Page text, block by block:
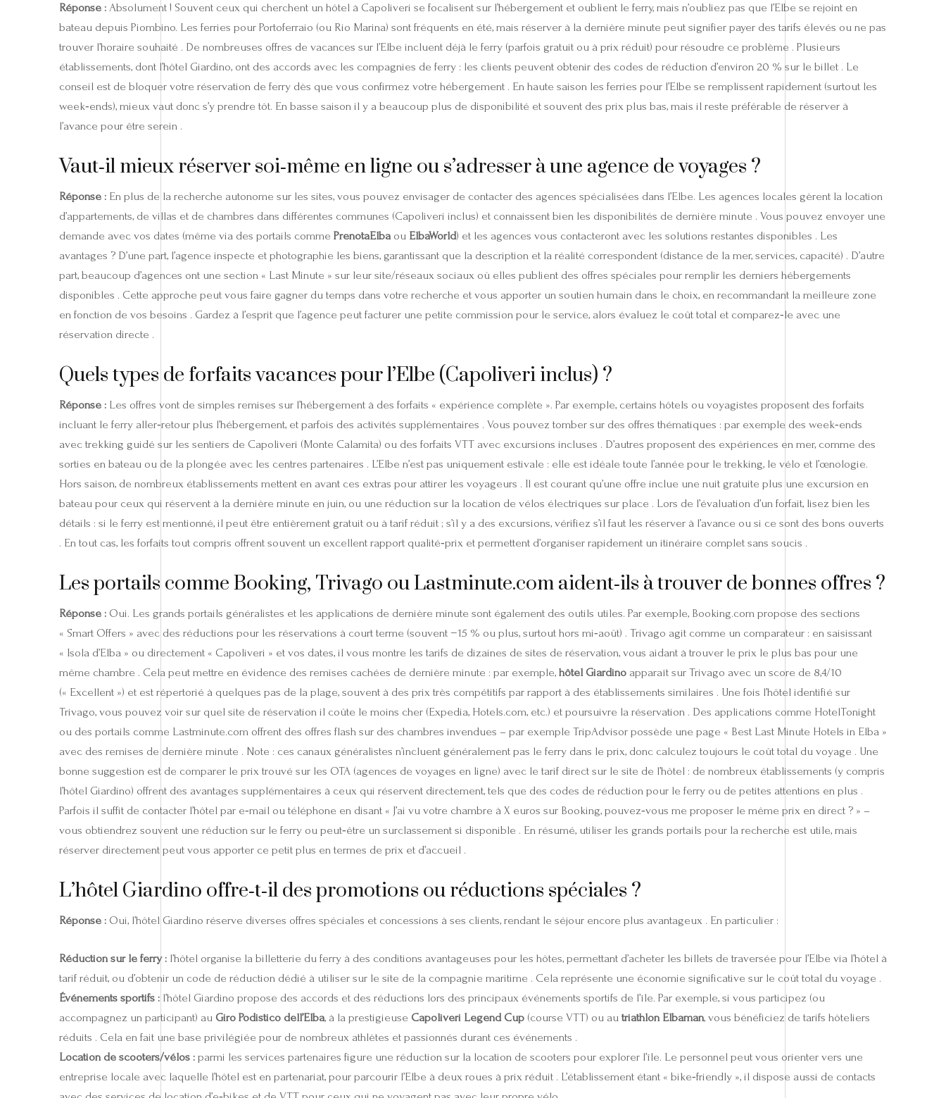
Réponse : Absolument ! Souvent ceux qui cherchent un hôtel à Capoliveri se focalisent sur l’hébergement et oublient le ferry, mais n’oubliez pas que l’Elbe se rejoint en
bateau depuis Piombino. Les ferries pour Portoferraio (ou Rio Marina) sont fréquents en été, mais réserver à la dernière minute peut signifier payer des tarifs élevés ou ne pas
trouver l’horaire souhaité . De nombreuses offres de vacances sur l’Elbe incluent déjà le ferry (parfois gratuit ou à prix réduit) pour résoudre ce problème . Plusieurs
établissements, dont l’hôtel Giardino, ont des accords avec les compagnies de ferry : les clients peuvent obtenir des codes de réduction d’environ 20 % sur le billet . Le
conseil est de bloquer votre réservation de ferry dès que vous confirmez votre hébergement . En haute saison les ferries pour l’Elbe se remplissent rapidement (surtout les
week‑ends), mieux vaut donc s’y prendre tôt. En basse saison il y a beaucoup plus de disponibilité et souvent des prix plus bas, mais il reste préférable de réserver à
l’avance pour être serein .
Vaut‑il mieux réserver soi‑même en ligne ou s’adresser à une agence de voyages ?
Réponse : En plus de la recherche autonome sur les sites, vous pouvez envisager de contacter des agences spécialisées dans l’Elbe. Les agences locales gèrent la location
d’appartements, de villas et de chambres dans différentes communes (Capoliveri inclus) et connaissent bien les disponibilités de dernière minute . Vous pouvez envoyer une
demande avec vos dates (même via des portails comme PrenotaElbaou ElbaWorld) et les agences vous contacteront avec les solutions restantes disponibles . Les
avantages ? D’une part, l’agence inspecte et photographie les biens, garantissant que la description et la réalité correspondent (distance de la mer, services, capacité) . D’autre
part, beaucoup d’agences ont une section « Last Minute » sur leur site/réseaux sociaux où elles publient des offres spéciales pour remplir les derniers hébergements
disponibles . Cette approche peut vous faire gagner du temps dans votre recherche et vous apporter un soutien humain dans le choix, en recommandant la meilleure zone
en fonction de vos besoins . Gardez à l’esprit que l’agence peut facturer une petite commission pour le service, alors évaluez le coût total et comparez‑le avec une
réservation directe .
Quels types de forfaits vacances pour l’Elbe (Capoliveri inclus) ?
Réponse : Les offres vont de simples remises sur l’hébergement à des forfaits « expérience complète ». Par exemple, certains hôtels ou voyagistes proposent des forfaits
incluant le ferry aller‑retour plus l’hébergement, et parfois des activités supplémentaires . Vous pouvez tomber sur des offres thématiques : par exemple des week‑ends
avec trekking guidé sur les sentiers de Capoliveri (Monte Calamita) ou des forfaits VTT avec excursions incluses . D’autres proposent des expériences en mer, comme des
sorties en bateau ou de la plongée avec les centres partenaires . L’Elbe n’est pas uniquement estivale : elle est idéale toute l’année pour le trekking, le vélo et l’œnologie.
Hors saison, de nombreux établissements mettent en avant ces extras pour attirer les voyageurs . Il est courant qu’une offre inclue une nuit gratuite plus une excursion en
bateau pour ceux qui réservent à la dernière minute en juin, ou une réduction sur la location de vélos électriques sur place . Lors de l’évaluation d’un forfait, lisez bien les
détails : si le ferry est mentionné, il peut être entièrement gratuit ou à tarif réduit ; s’il y a des excursions, vérifiez s’il faut les réserver à l’avance ou si ce sont des bons ouverts
. En tout cas, les forfaits tout compris offrent souvent un excellent rapport qualité‑prix et permettent d’organiser rapidement un itinéraire complet sans soucis .
Les portails comme Booking, Trivago ou Lastminute.com aident‑ils à trouver de bonnes offres ?
Réponse : Oui. Les grands portails généralistes et les applications de dernière minute sont également des outils utiles. Par exemple, Booking.com propose des sections
« Smart Offers » avec des réductions pour les réservations à court terme (souvent −15 % ou plus, surtout hors mi‑août) . Trivago agit comme un comparateur : en saisissant
« Isola d’Elba » ou directement « Capoliveri » et vos dates, il vous montre les tarifs de dizaines de sites de réservation, vous aidant à trouver le prix le plus bas pour une
même chambre . Cela peut mettre en évidence des remises cachées de dernière minute : par exemple, hôtel Giardino apparaît sur Trivago avec un score de 8,4/10
(« Excellent ») et est répertorié à quelques pas de la plage, souvent à des prix très compétitifs par rapport à des établissements similaires . Une fois l’hôtel identifié sur
Trivago, vous pouvez voir sur quel site de réservation il coûte le moins cher (Expedia, Hotels.com, etc.) et poursuivre la réservation . Des applications comme HotelTonight
ou des portails comme Lastminute.com offrent des offres flash sur des chambres invendues – par exemple TripAdvisor possède une page « Best Last Minute Hotels in Elba »
avec des remises de dernière minute . Note : ces canaux généralistes n’incluent généralement pas le ferry dans le prix, donc calculez toujours le coût total du voyage . Une
bonne suggestion est de comparer le prix trouvé sur les OTA (agences de voyages en ligne) avec le tarif direct sur le site de l’hôtel : de nombreux établissements (y compris
l’hôtel Giardino) offrent des avantages supplémentaires à ceux qui réservent directement, tels que des codes de réduction pour le ferry ou de petites attentions en plus .
Parfois il suffit de contacter l’hôtel par e‑mail ou téléphone en disant « J’ai vu votre chambre à X euros sur Booking, pouvez‑vous me proposer le même prix en direct ? » –
vous obtiendrez souvent une réduction sur le ferry ou peut‑être un surclassement si disponible . En résumé, utiliser les grands portails pour la recherche est utile, mais
réserver directement peut vous apporter ce petit plus en termes de prix et d’accueil .
L’hôtel Giardino offre‑t‑il des promotions ou réductions spéciales ?
Réponse : Oui, l’hôtel Giardino réserve diverses offres spéciales et concessions à ses clients, rendant le séjour encore plus avantageux . En particulier :
Réduction sur le ferry : l’hôtel organise la billetterie du ferry à des conditions avantageuses pour les hôtes, permettant d’acheter les billets de traversée pour l’Elbe via l’hôtel à
tarif réduit, ou d’obtenir un code de réduction dédié à utiliser sur le site de la compagnie maritime . Cela représente une économie significative sur le coût total du voyage .
Événements sportifs : l’hôtel Giardino propose des accords et des réductions lors des principaux événements sportifs de l’île. Par exemple, si vous participez (ou
accompagnez un participant) au Giro Podistico dell’Elba, à la prestigieuse Capoliveri Legend Cup (course VTT) ou au triathlon Elbaman, vous bénéficiez de tarifs hôteliers
réduits . Cela en fait une base privilégiée pour de nombreux athlètes et passionnés durant ces événements .
Location de scooters/vélos : parmi les services partenaires figure une réduction sur la location de scooters pour explorer l’île. Le personnel peut vous orienter vers une
entreprise locale avec laquelle l’hôtel est en partenariat, pour parcourir l’Elbe à deux roues à prix réduit . L’établissement étant « bike‑friendly », il dispose aussi de contacts